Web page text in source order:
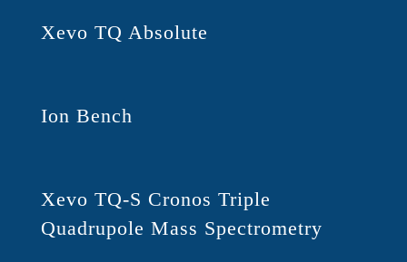
Xevo TQ Absolute
Ion Bench
Xevo TQ-S Cronos Triple
Quadrupole Mass Spectrometry